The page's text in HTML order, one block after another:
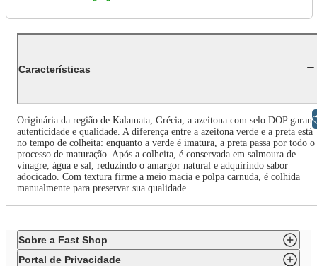
Características
Originária da região de Kalamata, Grécia, a azeitona com selo DOP
autenticidade e qualidade. A diferença entre a azeitona verde e a preta está
no tempo de colheita: enquanto a verde é imatura, a preta passa por todo o
processo de maturação. Após a colheita, é conservada em salmoura de
vinagre, água e sal, reduzindo o amargor natural e adquirindo sabor
adocicado. Com textura firme a meio macia e polpa carnuda, é colhida
manualmente para preservar sua qualidade.
Sobre a Fast Shop
Portal de Privacidade
Libras